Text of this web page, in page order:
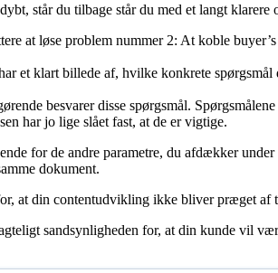
står du tilbage står du med et langt
at løse problem nummer 2: At koble
et klart billede af, hvilke konkrete
besvarer disse spørgsmål.
har jo lige slået fast, at de er vigtige.
for de andre parametre, du afdækker
dokument.
at din contentudvikling ikke bliver præget
sandsynligheden for, at din kunde vil